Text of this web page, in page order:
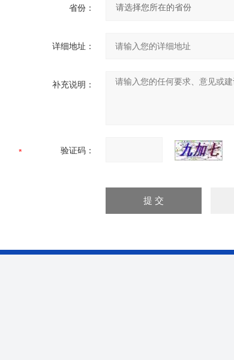
省份：
详细地址：
补充说明：
验证码：